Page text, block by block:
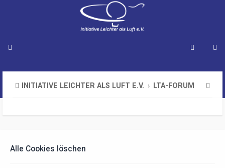
INITIATIVE LEICHTER ALS LUFT E.V. LTA-FORUM
Alle Cookies löschen